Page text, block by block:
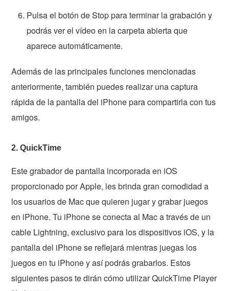
Pulsa el botón de Stop para terminar la grabación y
podrás ver el vídeo en la carpeta abierta que
aparece automáticamente.
Además de las principales funciones mencionadas
anteriormente, también puedes realizar una captura
rápida de la pantalla del iPhone para compartirla con tus
amigos.
2. QuickTime
Este grabador de pantalla incorporada en iOS
proporcionado por Apple, les brinda gran comodidad a
los usuarios de Mac que quieren jugar y grabar juegos
en iPhone. Tu iPhone se conecta al Mac a través de un
cable Lightning, exclusivo para los dispositivos iOS, y la
pantalla del iPhone se reflejará mientras juegas los
juegos en tu iPhone y así podrás grabarlos. Estos
siguientes pasos te dirán cómo utilizar QuickTime Player